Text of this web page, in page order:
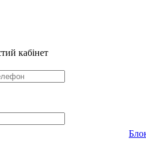
кабінет